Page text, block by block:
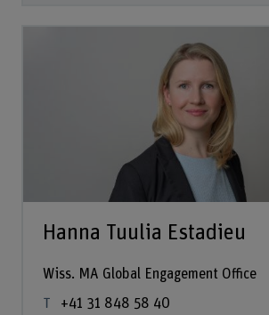
Hanna Tuulia Estadieu
Wiss. MA Global Engagement Office
+41 31 848 58 40